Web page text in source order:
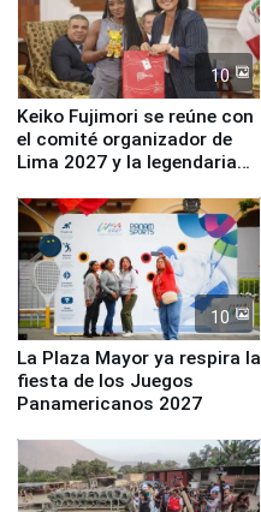
10
Keiko Fujimori se reúne con
el comité organizador de
Lima 2027 y la legendaria
10
La Plaza Mayor ya respira la
fiesta de los Juegos
Panamericanos 2027